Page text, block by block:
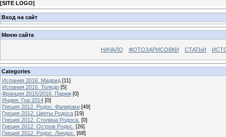
[SITE LOGO]
Вход на сайт
Меню сайта
НАЧАЛО ФОТОЗАРИСОВКИ СТАТЬИ
Categories
Испания 2016. Мадрид [11]
Испания 2016. Толедо [5]
Франция 2015/2016. Париж [0]
Индия. Гоа 2014 [0]
Греция 2012. Родос. Фалираки [49]
Греция 2012. Цветы Родоса [19]
Греция 2012. Столица Родоса. [0]
Греция 2012. Остров Родос. [26]
Греция 2012. Родос. Линдос. [68]